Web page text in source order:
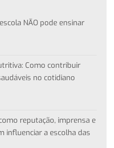
NÃO pode ensinar
Como contribuir
no cotidiano
reputação, imprensa e
influenciar a escolha das